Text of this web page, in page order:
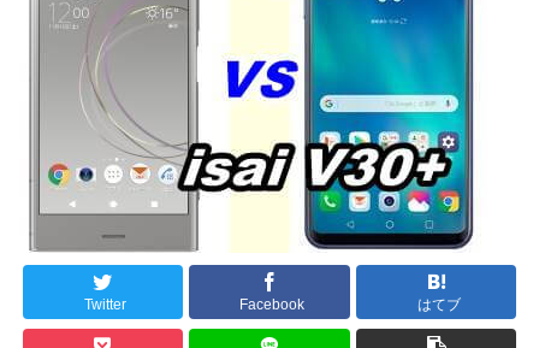
Twitter Facebook はてブ